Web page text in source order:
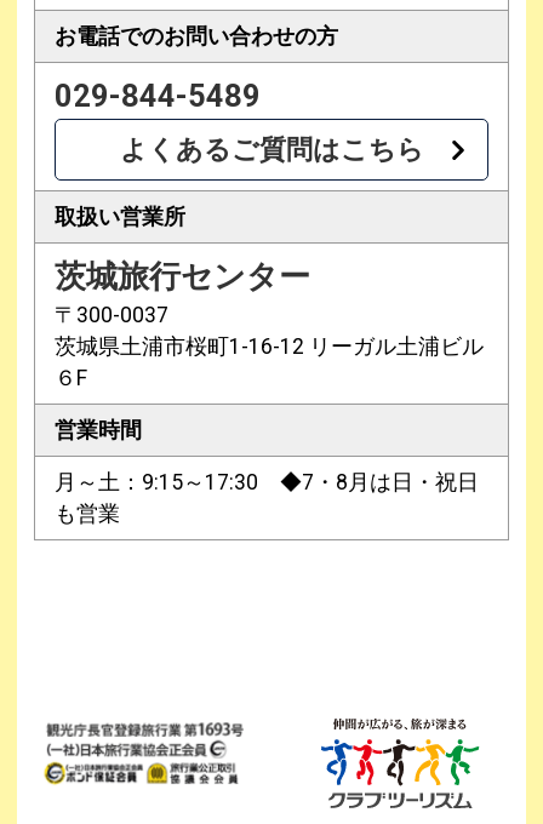
お電話でのお問い合わせの方
029-844-5489
よくあるご質問はこちら
取扱い営業所
茨城旅行センター
〒300-0037
茨城県土浦市桜町1-16-12 リーガル土浦ビル
６F
営業時間
月～土：9:15～17:30 ◆7・8月は日・祝日
も営業